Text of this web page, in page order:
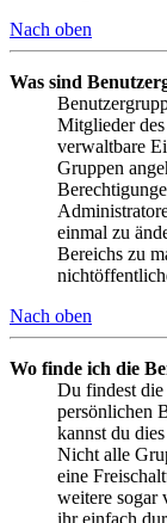
Nach oben
Was sind
Mitglieder
verwaltbare
Gruppen
einmal zu
Bereichs zu
Nach oben
Wo finde ich die
Du findest die
persönlichen
kannst du
Nicht alle
eine
weitere sogar
ihr einfach